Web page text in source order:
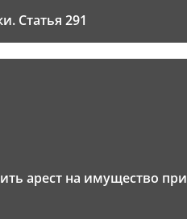
Статья 291
арест на имущество при